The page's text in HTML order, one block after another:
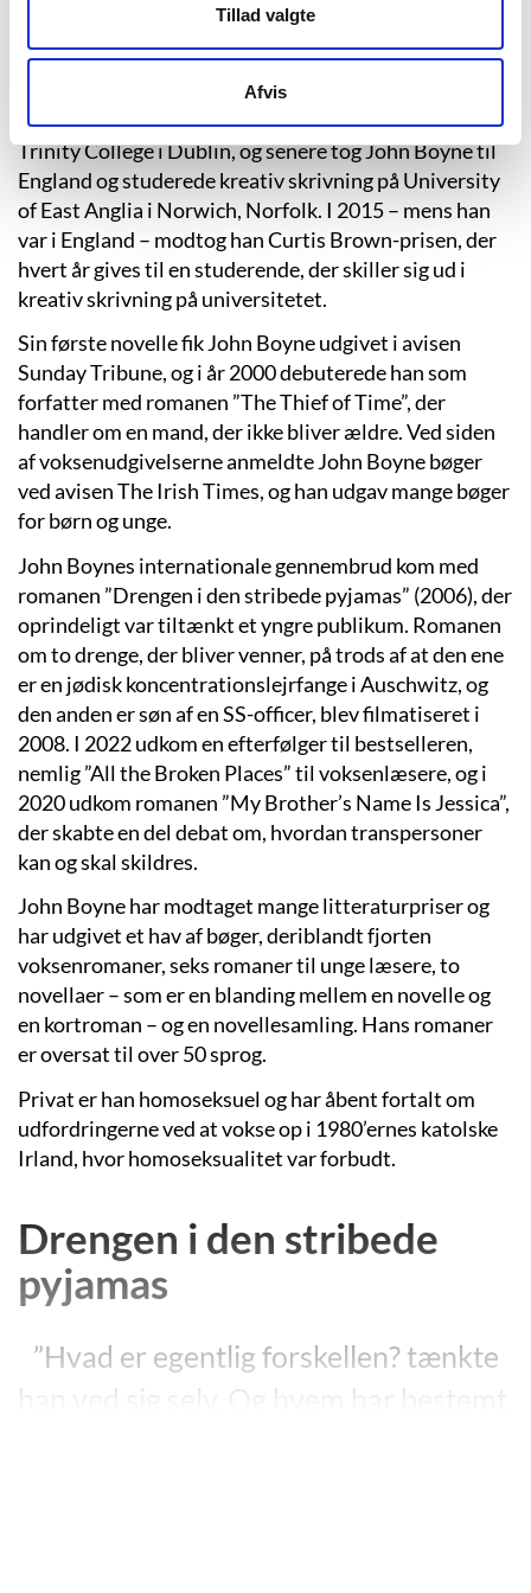
Tillad valgte
Afvis
hvor han stadig bor. Som dreng brugte han meget tid
på at læse og skrive, og allerede som 8-9-årig vidste
han, at han gerne ville være forfatter. Interessen for
bøger udmundede i studier i engelsk litteratur ved
Trinity College i Dublin, og senere tog John Boyne til
England og studerede kreativ skrivning på University
of East Anglia i Norwich, Norfolk. I 2015 – mens han
var i England – modtog han Curtis Brown-prisen, der
hvert år gives til en studerende, der skiller sig ud i
kreativ skrivning på universitetet.
Sin første novelle fik John Boyne udgivet i avisen
Sunday Tribune, og i år 2000 debuterede han som
forfatter med romanen ”The Thief of Time”, der
handler om en mand, der ikke bliver ældre. Ved siden
af voksenudgivelserne anmeldte John Boyne bøger
ved avisen The Irish Times, og han udgav mange bøger
for børn og unge.
John Boynes internationale gennembrud kom med
romanen ”Drengen i den stribede pyjamas” (2006), der
oprindeligt var tiltænkt et yngre publikum. Romanen
om to drenge, der bliver venner, på trods af at den ene
er en jødisk koncentrationslejrfange i Auschwitz, og
den anden er søn af en SS-officer, blev filmatiseret i
2008. I 2022 udkom en efterfølger til bestselleren,
nemlig ”All the Broken Places” til voksenlæsere, og i
2020 udkom romanen ”My Brother’s Name Is Jessica”,
der skabte en del debat om, hvordan transpersoner
kan og skal skildres.
John Boyne har modtaget mange litteraturpriser og
har udgivet et hav af bøger, deriblandt fjorten
voksenromaner, seks romaner til unge læsere, to
novellaer – som er en blanding mellem en novelle og
en kortroman – og en novellesamling. Hans romaner
er oversat til over 50 sprog.
Privat er han homoseksuel og har åbent fortalt om
udfordringerne ved at vokse op i 1980’ernes katolske
Irland, hvor homoseksualitet var forbudt.
Drengen i den stribede
pyjamas
”Hvad er egentlig forskellen? tænkte
han ved sig selv. Og hvem har bestemt,